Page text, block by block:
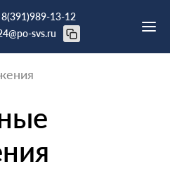
8(391)989-13-12
svs.ru